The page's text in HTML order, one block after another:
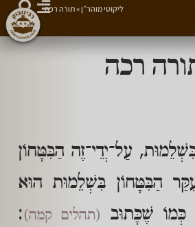
רכה
עַל־יְדֵי־זֶה הַבִּטָּחוֹן
הַבִּטָּחוֹן בִּשְׁלֵמוּת הוּא
כְּמוֹ שֶׁכָּתוּב (תהלים קמה):
ליקוטי מוהר״ן»תורה רכה